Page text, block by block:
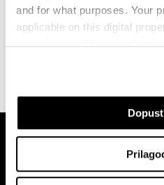
and for what purposes. Your
applicable on this digital
your choices. You can
If you allow, we would also
Collect information
Identify your device
SVE VIJESTI IZ RUBRIKE EKONOMIJA